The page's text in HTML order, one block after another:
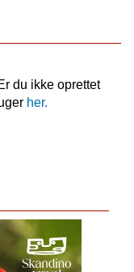
du ikke oprettet
her.